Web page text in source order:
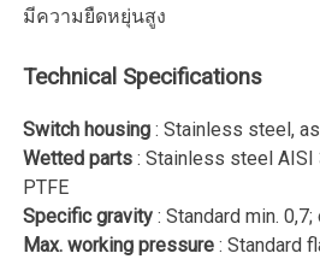
มีความยืดหยุ่นสูง
Technical Specifications
Switch housing : Stainless steel,
Wetted parts : Stainless steel AISI
PTFE
Specific gravity : Standard min.
Max. working pressure : Standard